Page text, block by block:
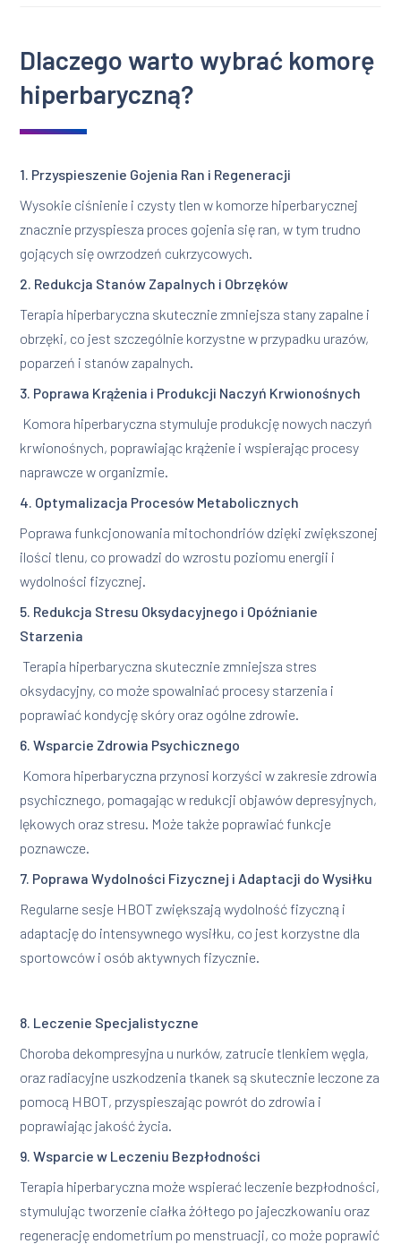
Dlaczego warto wybrać komorę
hiperbaryczną?
1. Przyspieszenie Gojenia Ran i Regeneracji
Wysokie ciśnienie i czysty tlen w komorze hiperbarycznej
znacznie przyspiesza proces gojenia się ran, w tym trudno
gojących się owrzodzeń cukrzycowych.
2. Redukcja Stanów Zapalnych i Obrzęków
Terapia hiperbaryczna skutecznie zmniejsza stany zapalne i
obrzęki, co jest szczególnie korzystne w przypadku urazów,
poparzeń i stanów zapalnych.
3. Poprawa Krążenia i Produkcji Naczyń Krwionośnych
Komora hiperbaryczna stymuluje produkcję nowych naczyń
krwionośnych, poprawiając krążenie i wspierając procesy
naprawcze w organizmie.
4. Optymalizacja Procesów Metabolicznych
Poprawa funkcjonowania mitochondriów dzięki zwiększonej
ilości tlenu, co prowadzi do wzrostu poziomu energii i
wydolności fizycznej.
5. Redukcja Stresu Oksydacyjnego i Opóźnianie
Starzenia
Terapia hiperbaryczna skutecznie zmniejsza stres
oksydacyjny, co może spowalniać procesy starzenia i
poprawiać kondycję skóry oraz ogólne zdrowie.
6. Wsparcie Zdrowia Psychicznego
Komora hiperbaryczna przynosi korzyści w zakresie zdrowia
psychicznego, pomagając w redukcji objawów depresyjnych,
lękowych oraz stresu. Może także poprawiać funkcje
poznawcze.
7. Poprawa Wydolności Fizycznej i Adaptacji do Wysiłku
Regularne sesje HBOT zwiększają wydolność fizyczną i
adaptację do intensywnego wysiłku, co jest korzystne dla
sportowców i osób aktywnych fizycznie.
8. Leczenie Specjalistyczne
Choroba dekompresyjna u nurków, zatrucie tlenkiem węgla,
oraz radiacyjne uszkodzenia tkanek są skutecznie leczone za
pomocą HBOT, przyspieszając powrót do zdrowia i
poprawiając jakość życia.
9. Wsparcie w Leczeniu Bezpłodności
Terapia hiperbaryczna może wspierać leczenie bezpłodności,
stymulując tworzenie ciałka żółtego po jajeczkowaniu oraz
regenerację endometrium po menstruacji, co może poprawić